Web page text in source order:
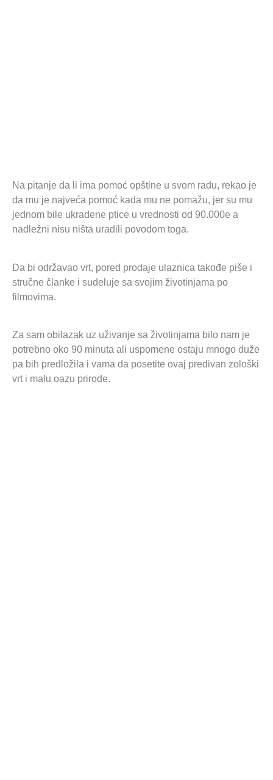
Na pitanje da li ima pomoć opštine u svom radu, rekao je
da mu je najveća pomoć kada mu ne pomažu, jer su mu
jednom bile ukradene ptice u vrednosti od 90.000e a
nadležni nisu ništa uradili povodom toga.
Da bi održavao vrt, pored prodaje ulaznica takođe piše i
stručne članke i sudeluje sa svojim životinjama po
filmovima.
Za sam obilazak uz uživanje sa životinjama bilo nam je
potrebno oko 90 minuta ali uspomene ostaju mnogo duže
pa bih predložila i vama da posetite ovaj predivan zološki
vrt i malu oazu prirode.